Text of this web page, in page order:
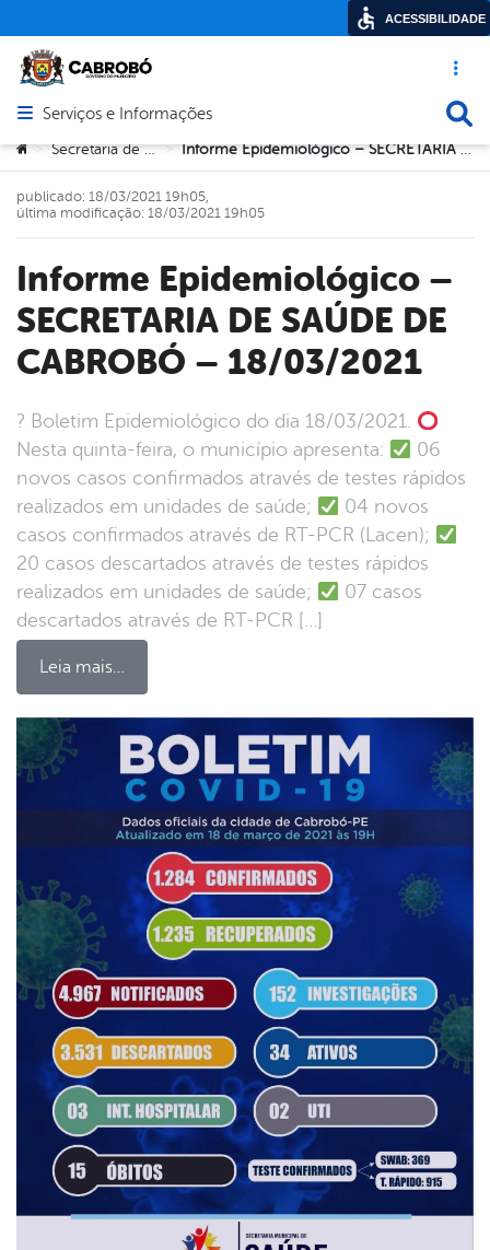
Acesso
Abrir menu principal de navegação
Serviços e Informações
Você está aqui:
> Secretaria de Saúde > Informe Epidemiológico – SECRETARIA DE SAÚDE DE CABROBÓ – 18/03/2021
Informe Epidemiológico –
SECRETARIA DE SAÚDE DE
CABROBÓ – 18/03/2021
? Boletim Epidemiológico do dia 18/03/2021.
Nesta quinta-feira, o município apresenta:
06
novos casos confirmados através de testes rápidos
realizados em unidades de saúde;
04 novos
casos confirmados através de RT-PCR (Lacen);
20 casos descartados através de testes rápidos
realizados em unidades de saúde;
07 casos
descartados através de RT-PCR […]
Leia mais…
publicado: 18/03/2021 19h05,
última modificação: 18/03/2021 19h05
ACESSIBILIDADE